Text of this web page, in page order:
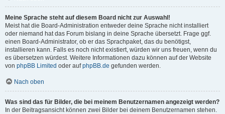
Meine Sprache steht auf diesem Board nicht zur Auswahl!
Meist hat die Board-Administration entweder deine Sprache nicht installiert
oder niemand hat das Forum bislang in deine Sprache übersetzt. Frage ggf.
einen Board-Administrator, ob er das Sprachpaket, das du benötigst,
installieren kann. Falls es noch nicht existiert, würden wir uns freuen, wenn du
es übersetzen würdest. Weitere Informationen dazu können auf der Website
von phpBB Limited oder aufphpBB.de gefunden werden.
Nach oben
Was sind das für Bilder, die bei meinem Benutzernamen angezeigt werden?
In der Beitragsansicht können zwei Bilder bei deinem Benutzernamen stehen.